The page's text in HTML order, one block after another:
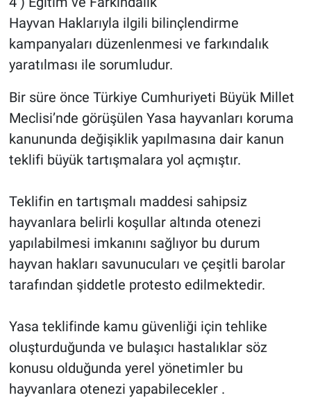
Hayvan Haklarıyla ilgili bilinçlendirme
kampanyaları düzenlenmesi ve farkındalık
yaratılması ile sorumludur.
Bir süre önce Türkiye Cumhuriyeti Büyük Millet
Meclisi’nde görüşülen Yasa hayvanları koruma
kanununda değişiklik yapılmasına dair kanun
teklifi büyük tartışmalara yol açmıştır.
Teklifin en tartışmalı maddesi sahipsiz
hayvanlara belirli koşullar altında otenezi
yapılabilmesi imkanını sağlıyor bu durum
hayvan hakları savunucuları ve çeşitli barolar
tarafından şiddetle protesto edilmektedir.
Yasa teklifinde kamu güvenliği için tehlike
oluşturduğunda ve bulaşıcı hastalıklar söz
konusu olduğunda yerel yönetimler bu
hayvanlara otenezi yapabilecekler .